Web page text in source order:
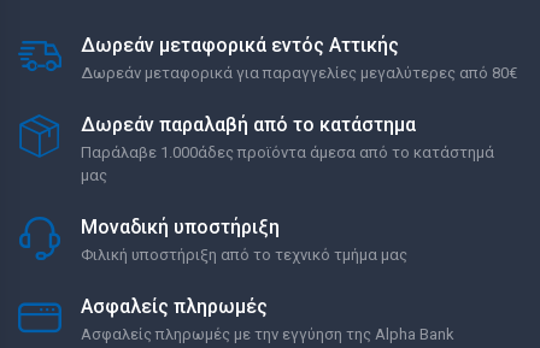
Δωρεάν μεταφορικά εντός Αττικής
Δωρεάν μεταφορικά για παραγγελίες μεγαλύτερες από 80€
Δωρεάν παραλαβή από το κατάστημα
Παράλαβε 1.000άδες προϊόντα άμεσα από το κατάστημά
μας
Μοναδική υποστήριξη
Φιλική υποστήριξη από το τεχνικό τμήμα μας
Ασφαλείς πληρωμές
Ασφαλείς πληρωμές με την εγγύηση της Alpha Bank